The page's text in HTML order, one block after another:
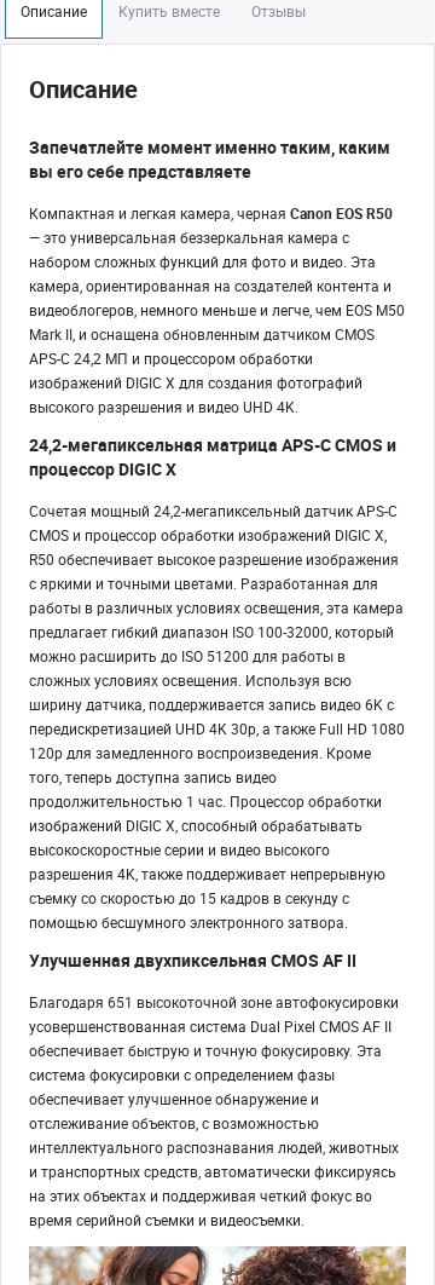
Описание Купить вместе Отзывы
Описание
Запечатлейте момент именно таким, каким
вы его себе представляете
Компактная и легкая камера, черная Canon EOS R50
— это универсальная беззеркальная камера с
набором сложных функций для фото и видео. Эта
камера, ориентированная на создателей контента и
видеоблогеров, немного меньше и легче, чем EOS M50
Mark II, и оснащена обновленным датчиком CMOS
APS-C 24,2 МП и процессором обработки
изображений DIGIC X для создания фотографий
высокого разрешения и видео UHD 4K.
24,2-мегапиксельная матрица APS-C CMOS и
процессор DIGIC X
Сочетая мощный 24,2-мегапиксельный датчик APS-C
CMOS и процессор обработки изображений DIGIC X,
R50 обеспечивает высокое разрешение изображения
с яркими и точными цветами. Разработанная для
работы в различных условиях освещения, эта камера
предлагает гибкий диапазон ISO 100-32000, который
можно расширить до ISO 51200 для работы в
сложных условиях освещения. Используя всю
ширину датчика, поддерживается запись видео 6K с
передискретизацией UHD 4K 30p, а также Full HD 1080
120p для замедленного воспроизведения. Кроме
того, теперь доступна запись видео
продолжительностью 1 час. Процессор обработки
изображений DIGIC X, способный обрабатывать
высокоскоростные серии и видео высокого
разрешения 4K, также поддерживает непрерывную
съемку со скоростью до 15 кадров в секунду с
помощью бесшумного электронного затвора.
Улучшенная двухпиксельная CMOS AF II
Благодаря 651 высокоточной зоне автофокусировки
усовершенствованная система Dual Pixel CMOS AF II
обеспечивает быструю и точную фокусировку. Эта
система фокусировки с определением фазы
обеспечивает улучшенное обнаружение и
отслеживание объектов, с возможностью
интеллектуального распознавания людей, животных
и транспортных средств, автоматически фиксируясь
на этих объектах и ​​поддерживая четкий фокус во
время серийной съемки и видеосъемки.